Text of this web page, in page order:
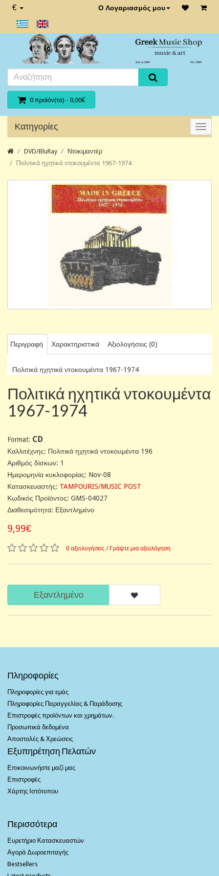
€ Ο Λογαριασμός μου
0 προϊόν(τα) - 0,00€
Κατηγορίες
DVD/BluRay
Ντοκιμαντέρ
Πολιτικά ηχητικά ντοκουμέντα 1967-1974
Περιγραφή Χαρακτηριστικά Αξιολογήσεις (0)
Πολιτικά ηχητικά ντοκουμέντα 1967-1974
Πολιτικά ηχητικά ντοκουμέντα
1967-1974
Format: CD
Καλλιτέχνης: Πολιτικά ηχητικά ντοκουμέντα 196
Αριθμός δίσκων: 1
Ημερομηνία κυκλοφορίας: Nov-08
Κατασκευαστής: TAMPOURIS/MUSIC POST
Κωδικός Προϊόντος: GMS-04027
Διαθεσιμότητα: Εξαντλημένο
9,99€
0 αξιολογήσεις / Γράψτε μια αξιολόγηση
Εξαντλημένο
Πληροφορίες
Πληροφορίες για εμάς
Πληροφορίες Παραγγελίας & Παράδοσης
Επιστροφές προϊόντων και χρημάτων.
Προσωπικά δεδομένα
Αποστολές & Χρεώσεις
Εξυπηρέτηση Πελατών
Επικοινωνήστε μαζί μας
Επιστροφές
Χάρτης Ιστότοπου
Περισσότερα
Ευρετήριο Κατασκευαστών
Αγορά Δωροεπιταγής
Bestsellers